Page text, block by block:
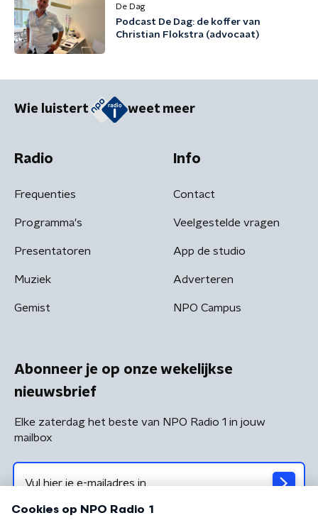
De Dag
Podcast De Dag: de koffer van
Christian Flokstra (advocaat)
Wie luistert weet meer
Radio
Frequenties
Programma's
Presentatoren
Muziek
Gemist
Info
Contact
Veelgestelde vragen
App de studio
Adverteren
NPO Campus
Abonneer je op onze wekelijkse
nieuwsbrief
Elke zaterdag het beste van NPO Radio 1 in jouw
mailbox